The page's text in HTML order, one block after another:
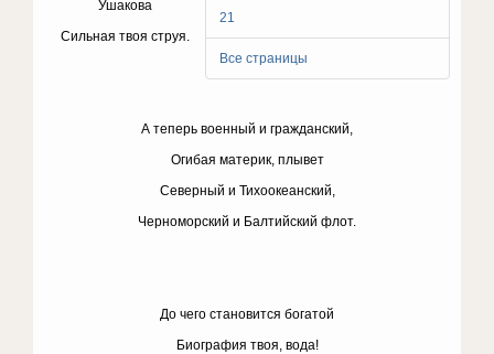
21
Все страницы
Ушакова
Сильная твоя струя.
А теперь военный и гражданский,
Огибая материк, плывет
Северный и Тихоокеанский,
Черноморский и Балтийский флот.
До чего становится богатой
Биография твоя, вода!